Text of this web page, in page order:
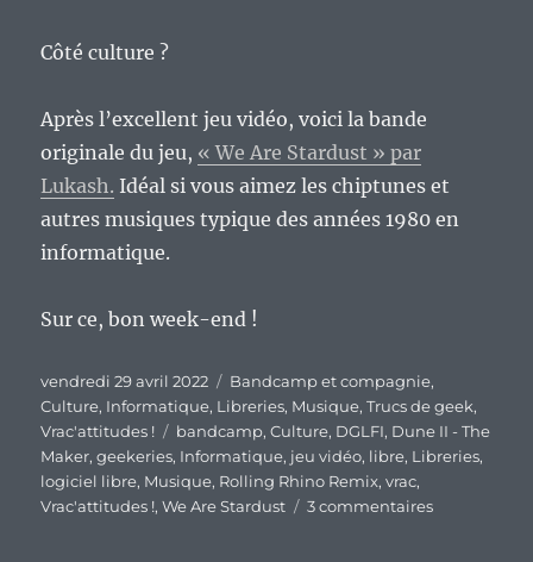
Côté culture ?
Après l’excellent jeu vidéo, voici la bande
originale du jeu, « We Are Stardust » par
Lukash. Idéal si vous aimez les chiptunes et
autres musiques typique des années 1980 en
informatique.
Sur ce, bon week-end !
Publié
le
vendredi 29 avril 2022 Catégories
Bandcamp et compagnie,
Culture, Informatique, Libreries, Musique,Trucs de geek,
Vrac'attitudes !
Étiquettes
bandcamp,Culture, DGLFI, Dune II - The
Maker,geekeries, Informatique, jeu vidéo, libre, Libreries,
logiciel libre, Musique, Rolling Rhino Remix,vrac,
Vrac'attitudes !,We Are Stardust 3 commentairessur